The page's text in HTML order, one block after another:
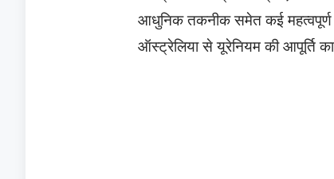
आधुनिक तकनीक समेत कई महत्वपूर्ण
ऑस्ट्रेलिया से यूरेनियम की आपूर्ति